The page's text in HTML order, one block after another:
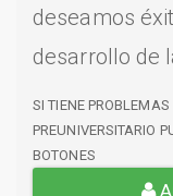
deseamos
desarrollo de
SI TIENE
PREUNIVERSITARIO
BOTONES